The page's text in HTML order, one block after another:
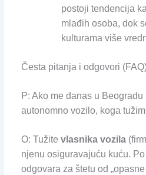
postoji tendencija
mlađih osoba, dok
kulturama više
Česta pitanja i odgovori
P: Ako me danas u
autonomno vozilo, koga
O: Tužite vlasnika vozila
njenu osiguravajuću kuću.
odgovara za štetu od